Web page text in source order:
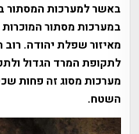
באשר למערכות המסתור
במערכות מסתור
מאיזור שפלת יהודה.
לתקופת המרד הגדול
מערכות מסוג זה פחות
השטח.